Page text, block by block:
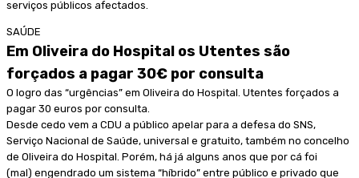
serviços públicos afectados.
SAÚDE
Em Oliveira do Hospital os Utentes são
forçados a pagar 30€ por consulta
O logro das “urgências” em Oliveira do Hospital. Utentes forçados a
pagar 30 euros por consulta.
Desde cedo vem a CDU a público apelar para a defesa do SNS,
Serviço Nacional de Saúde, universal e gratuito, também no concelho
de Oliveira do Hospital. Porém, há já alguns anos que por cá foi
(mal) engendrado um sistema “híbrido” entre público e privado que